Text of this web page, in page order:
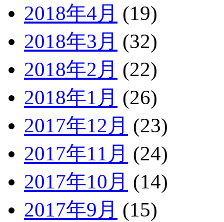
2018年4月 (19)
2018年3月 (32)
2018年2月 (22)
2018年1月 (26)
2017年12月 (23)
2017年11月 (24)
2017年10月 (14)
2017年9月 (15)